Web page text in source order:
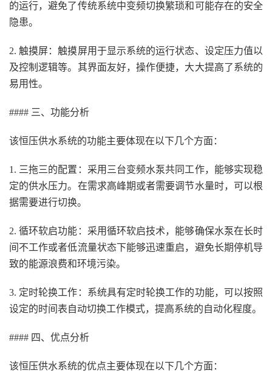
的运行，避免了传统系统中变频切换繁琐和可能存在的安全
隐患。
2. 触摸屏：触摸屏用于显示系统的运行状态、设定压力值以
及控制逻辑等。其界面友好，操作便捷，大大提高了系统的
易用性。
#### 三、功能分析
该恒压供水系统的功能主要体现在以下几个方面：
1. 三拖三的配置：采用三台变频水泵共同工作，能够实现稳
定的供水压力。在需求高峰期或者需要调节水量时，可以根
据需要进行切换。
2. 循环软启功能：采用循环软启技术，能够确保水泵在长时
间不工作或者低流量状态下能够迅速重启，避免长期停机导
致的能源浪费和环境污染。
3. 定时轮换工作：系统具有定时轮换工作的功能，可以按照
设定的时间表自动切换工作模式，提高系统的自动化程度。
#### 四、优点分析
该恒压供水系统的优点主要体现在以下几个方面：